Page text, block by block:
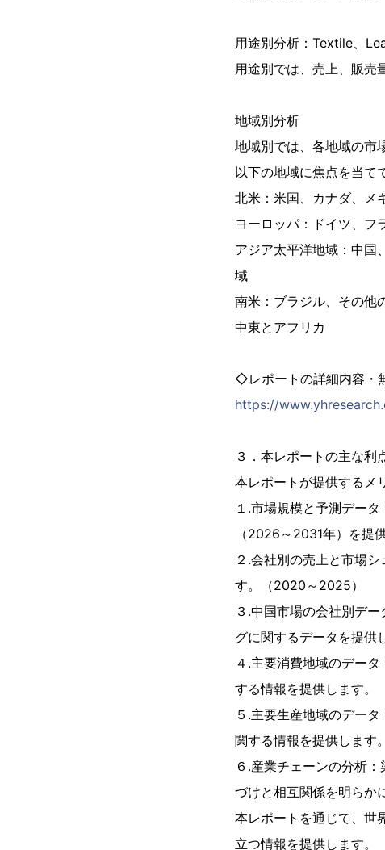
用途別分析：Textile、
用途別では、売上、販売
地域別分析
地域別では、各地域の市
以下の地域に焦点を当て
北米：米国、カナダ、メ
ヨーロッパ：ドイツ、フ
アジア太平洋地域：中国
域
南米：ブラジル、その他
中東とアフリカ
◇レポートの詳細内容・
https://
３．本レポートの主な利
本レポートが提供するメ
１.市場規模と予測デー
（2026～2031年）を提
２.会社別の売上と市場
す。（2020～2025）
３.中国市場の会社別デ
グに関するデータを提供
４.主要消費地域のデー
する情報を提供します。
５.主要生産地域のデー
関する情報を提供します。
６.産業チェーンの分析
づけと相互関係を明らか
本レポートを通じて、世
立つ情報を提供します。